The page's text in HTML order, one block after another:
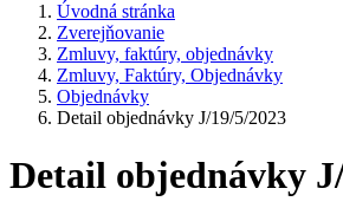
Úvodná stránka
Zverejňovanie
Zmluvy, faktúry, objednávky
Zmluvy, Faktúry, Objednávky
Objednávky
Detail objednávky J/19/5/2023
Detail objednávky